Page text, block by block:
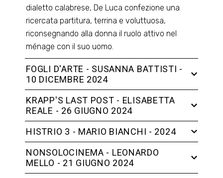
dialetto calabrese, De Luca confezione una
ricercata partitura, terrina e voluttuosa,
riconsegnando alla donna il ruolo attivo nel
ménage con il suo uomo.
FOGLI D'ARTE - SUSANNA BATTISTI -
10 DICEMBRE 2024
KRAPP'S LAST POST - ELISABETTA
REALE - 26 GIUGNO 2024
HISTRIO 3 - MARIO BIANCHI - 2024
NONSOLOCINEMA - LEONARDO
MELLO - 21 GIUGNO 2024